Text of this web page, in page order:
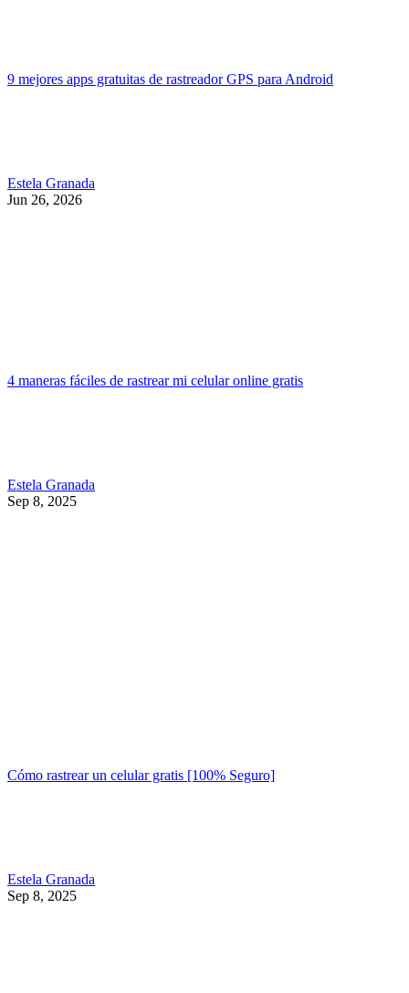
9 mejores apps gratuitas de rastreador GPS para Android
Estela Granada
Jun 26, 2026
4 maneras fáciles de rastrear mi celular online gratis
Estela Granada
Sep 8, 2025
Cómo rastrear un celular gratis [100% Seguro]
Estela Granada
Sep 8, 2025